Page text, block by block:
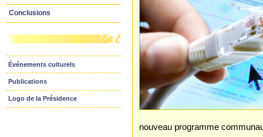
Conclusions
Événements culturels
Publications
Logo de la Présidence
nouveau programme